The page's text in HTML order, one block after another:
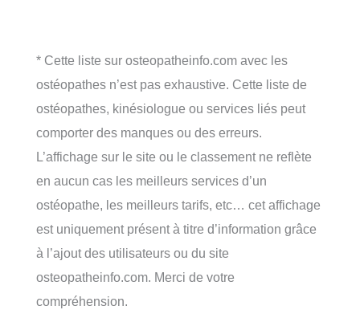
* Cette liste sur osteopatheinfo.com avec les
ostéopathes n’est pas exhaustive. Cette liste de
ostéopathes, kinésiologue ou services liés peut
comporter des manques ou des erreurs.
L’affichage sur le site ou le classement ne reflète
en aucun cas les meilleurs services d’un
ostéopathe, les meilleurs tarifs, etc… cet affichage
est uniquement présent à titre d’information grâce
à l’ajout des utilisateurs ou du site
osteopatheinfo.com. Merci de votre
compréhension.